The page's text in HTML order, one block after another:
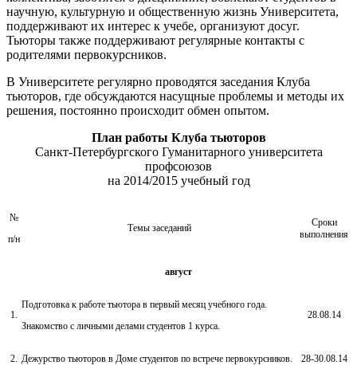
научную, культурную и общественную жизнь Университета,
поддерживают их интерес к учебе, организуют досуг.
Тьюторы также поддерживают регулярные контакты с
родителями первокурсников.
В Университете регулярно проводятся заседания Клуба
тьюторов, где обсуждаются насущные проблемы и методы их
решения, постоянно происходит обмен опытом.
План работы Клуба тьюторов
Санкт-Петербургского Гуманитарного университета
профсоюзов
на 2014/2015 учебный год
№
п/н
Темы заседаний
Сроки
выполнения
август
1.
Подготовка к работе тьютора в первый месяц учебного года.
Знакомство с личными делами студентов 1 курса.
28.08.14
2. Дежурство тьюторов в Доме студентов по встрече первокурсников. 28-30.08.14